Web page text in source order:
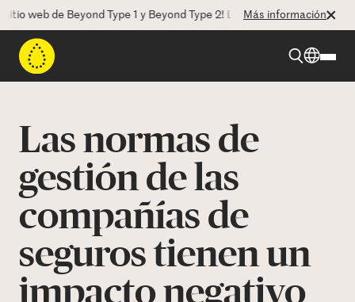
de Beyond Type 1 y Beyond Type 2! La CEO Deborah Dugan nos
Más información
Recursos
Programas
Las normas de
gestión de las
compañías de
seguros tienen un
impacto negativo